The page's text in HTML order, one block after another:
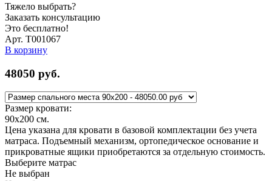
Тяжело выбрать?
Заказать консультацию
Это бесплатно!
Арт. Т001067
В корзину
48050 руб.
Размер кровати:
90x200 см.
Цена указана для кровати в базовой комплектации без учета
матраса. Подъемный механизм, ортопедическое основание и
прикроватные ящики приобретаются за отдельную стоимость.
Выберите матрас
Не выбран